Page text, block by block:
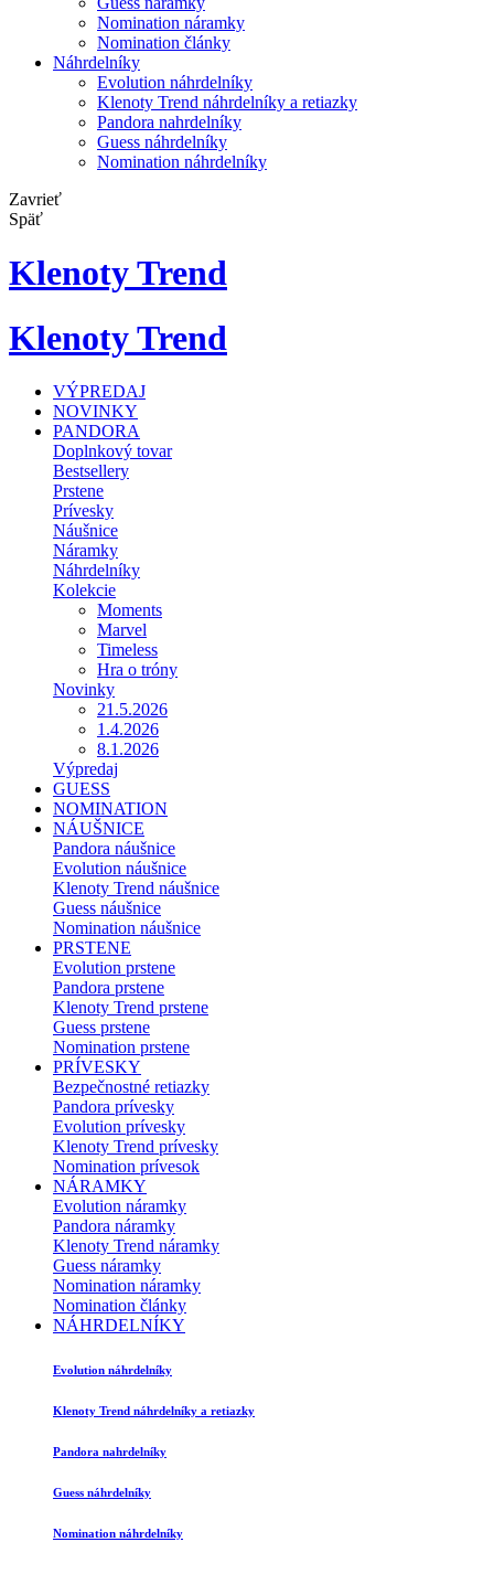
Nomination náramky
Nomination články
Náhrdelníky
Evolution náhrdelníky
Klenoty Trend náhrdelníky a retiazky
Pandora nahrdelníky
Guess náhrdelníky
Nomination náhrdelníky
Zavrieť
Späť
Klenoty Trend
Klenoty Trend
VÝPREDAJ
NOVINKY
PANDORA
Doplnkový tovar
Bestsellery
Prstene
Prívesky
Náušnice
Náramky
Náhrdelníky
Kolekcie
Moments
Marvel
Timeless
Hra o tróny
Novinky
21.5.2026
1.4.2026
8.1.2026
Výpredaj
GUESS
NOMINATION
NÁUŠNICE
Pandora náušnice
Evolution náušnice
Klenoty Trend náušnice
Guess náušnice
Nomination náušnice
PRSTENE
Evolution prstene
Pandora prstene
Klenoty Trend prstene
Guess prstene
Nomination prstene
PRÍVESKY
Bezpečnostné retiazky
Pandora prívesky
Evolution prívesky
Klenoty Trend prívesky
Nomination prívesok
NÁRAMKY
Evolution náramky
Pandora náramky
Klenoty Trend náramky
Guess náramky
Nomination náramky
Nomination články
NÁHRDELNÍKY
Evolution náhrdelníky
Klenoty Trend náhrdelníky a retiazky
Pandora nahrdelníky
Guess náhrdelníky
Nomination náhrdelníky